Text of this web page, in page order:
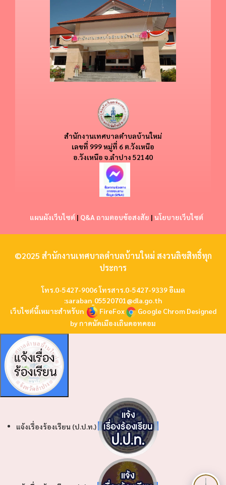
สำนักงานเทศบาลตำบลบ้านใหม่
​​เลขที่ 999 หมู่ที่ 6 ต.วังเหนือ
อ.วังเหนือ จ.ลำปาง 52140
แผนผังเว็บไซต์ | Q&A ถามตอบข้อสงสัย | นโยบายเว็บไซต์
©2025 สำนักงานเทศบาลตำบลบ้านใหม่ สงวนลิขสิทธิ์ทุก
ประการ
โทร.0-5427-9006 โทรสาร.0-5427-9339 อีเมล
:saraban_05520701@dla.go.th
เว็บไซต์นี้เหมาะสำหรับn
FireFox Google Chrom Designed
byกาดนัดเมืองเถินดอทคอม
แจ้งเรื่องร้องเรียน (ป.ป.ท.)